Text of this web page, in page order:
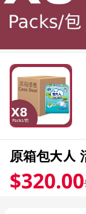
原箱包大人
$320.00